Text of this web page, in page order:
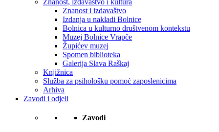
Znanost, izdavaštvo i kultura
Znanost i izdavaštvo
Izdanja u nakladi Bolnice
Bolnica u kulturno društvenom kontekstu
Muzej Bolnice Vrapče
Župićev muzej
Spomen biblioteka
Galerija Slava Raškaj
Knjižnica
Služba za psihološku pomoć zaposlenicima
Arhiva
Zavodi i odjeli
Zavodi